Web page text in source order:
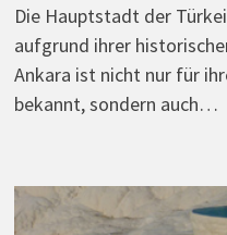
Die Hauptstadt der
aufgrund ihrer
Ankara ist nicht nur für
bekannt, sondern auch…